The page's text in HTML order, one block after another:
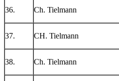
36. Ch. Tielmann
37. CH. Tielmann
38. Ch. Tielmann